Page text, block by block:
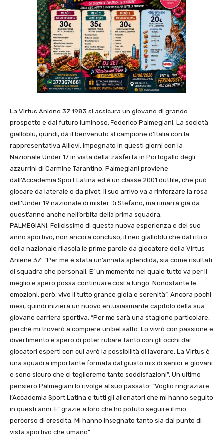
La Virtus Aniene 3Z 1983 si assicura un giovane di grande
prospetto e dal futuro luminoso: Federico Palmegiani. La società
gialloblu, quindi, dà il benvenuto al campione d’Italia con la
rappresentativa Allievi, impegnato in questi giorni con la
Nazionale Under 17 in vista della trasferta in Portogallo degli
azzurrini di Carmine Tarantino. Palmegiani proviene
dall’Accademia Sport Latina ed è un classe 2001 duttile, che può
giocare da laterale o da pivot. Il suo arrivo va a rinforzare la rosa
dell’Under 19 nazionale di mister Di Stefano, ma rimarrà già da
quest’anno anche nell’orbita della prima squadra.
PALMEGIANI. Felicissimo di questa nuova esperienza e del suo
anno sportivo, non ancora concluso, il neo gialloblu che dal ritiro
della nazionale rilascia le prime parole da giocatore della Virtus
Aniene 3Z: “Per me è stata un’annata splendida, sia come risultati
di squadra che personali. E’ un momento nel quale tutto va per il
meglio e spero possa continuare così a lungo. Nonostante le
emozioni, però, vivo il tutto grande gioia e serenità”. Ancora pochi
mesi, quindi inizierà un nuovo entusiasmante capitolo della sua
giovane carriera sportiva: “Per me sarà una stagione particolare,
perché mi troverò a compiere un bel salto. Lo vivrò con passione e
divertimento e spero di poter rubare tanto con gli occhi dai
giocatori esperti con cui avrò la possibilità di lavorare. La Virtus è
una squadra importante formata dal giusto mix di senior e giovani
e sono sicuro che ci toglieremo tante soddisfazioni”. Un ultimo
pensiero Palmegiani lo rivolge al suo passato: “Voglio ringraziare
l’Accademia Sport Latina e tutti gli allenatori che mi hanno seguito
in questi anni. E’ grazie a loro che ho potuto seguire il mio
percorso di crescita. Mi hanno insegnato tanto sia dal punto di
vista sportivo che umano”.